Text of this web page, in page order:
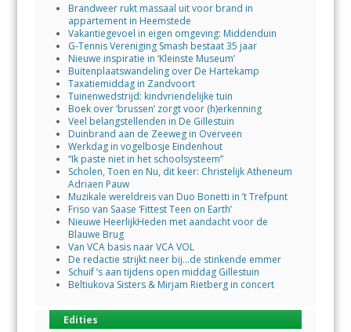
Brandweer rukt massaal uit voor brand in
appartement in Heemstede
Vakantiegevoel in eigen omgeving: Middenduin
G-Tennis Vereniging Smash bestaat 35 jaar
Nieuwe inspiratie in ‘Kleinste Museum’
Buitenplaatswandeling over De Hartekamp
Taxatiemiddag in Zandvoort
Tuinenwedstrijd: kindvriendelijke tuin
Boek over ‘brussen’ zorgt voor (h)erkenning
Veel belangstellenden in De Gillestuin
Duinbrand aan de Zeeweg in Overveen
Werkdag in vogelbosje Eindenhout
“Ik paste niet in het schoolsysteem”
Scholen, Toen en Nu, dit keer: Christelijk Atheneum
Adriaen Pauw
Muzikale wereldreis van Duo Bonetti in ’t Trefpunt
Friso van Saase ‘Fittest Teen on Earth’
Nieuwe HeerlijkHeden met aandacht voor de
Blauwe Brug
Van VCA basis naar VCA VOL
De redactie strijkt neer bij…de stinkende emmer
Schuif ’s aan tijdens open middag Gillestuin
Beltiukova Sisters & Mirjam Rietberg in concert
Edities